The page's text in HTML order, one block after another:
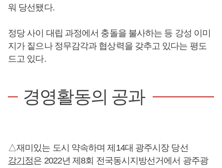
워 당선됐다.
정당 사이 대립 과정에서 충돌을 불사하는 등 강성 이미
지가 짙으나 정무감각과 협상력을 갖추고 있다는 평도
드고 있다.
경영활동의 공과
△재미있는 도시 약속하며 제14대 광주시장 당선
강기정은 2022년 제8회 전국동시지방선거에서 광주광